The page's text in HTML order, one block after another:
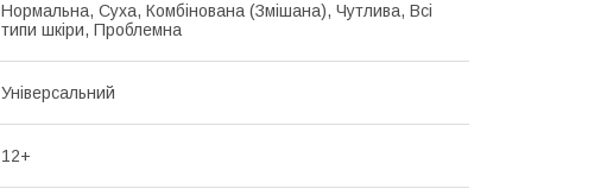
Нормальна, Суха, Комбінована (Змішана), Чутлива, Всі
типи шкіри, Проблемна
Універсальний
12+